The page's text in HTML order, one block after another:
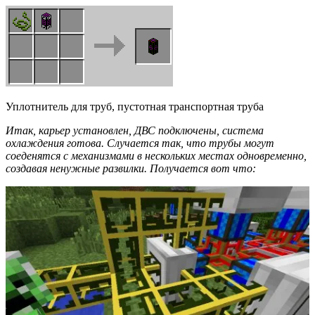
Уплотнитель для труб, пустотная транспортная труба
Итак, карьер установлен, ДВС подключены, система
охлаждения готова. Случается так, что трубы могут
соеденятся с механизмами в нескольких местах одновременно,
создавая ненужные развилки. Получается вот что: